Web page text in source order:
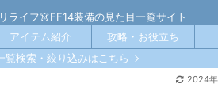
ライフ👗FF14装備の見た目一覧サイト
覧検索・絞り込みはこちら
アイテム紹介 攻略・お役立ち
2024